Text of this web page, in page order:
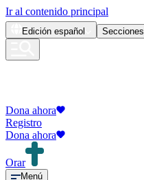
Ir al contenido principal
Edición español Secciones
Dona ahora
Registro
Dona ahora
Orar
Menú